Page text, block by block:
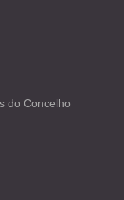
do Concelho